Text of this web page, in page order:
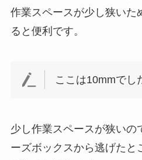
作業スペースが少し狭いた
ると便利です。
ここは10mmでし
少し作業スペースが狭いの
ーズボックスから逃げたと